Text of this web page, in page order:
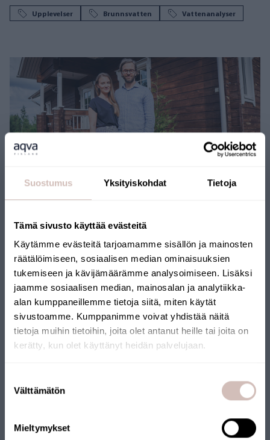
Suostumus Yksityiskohdat Tietoja
Tämä sivusto käyttää evästeitä
Käytämme evästeitä tarjoamamme sisällön ja mainosten
räätälöimiseen, sosiaalisen median ominaisuuksien
tukemiseen ja kävijämäärämme analysoimiseen. Lisäksi
jaamme sosiaalisen median, mainosalan ja analytiikka-
alan kumppaneillemme tietoja siitä, miten käytät
sivustoamme. Kumppanimme voivat yhdistää näitä
tietoja muihin tietoihin, joita olet antanut heille tai joita on
kerätty, kun olet käyttänyt heidän palvelujaan.
valinta
Välttämätön
Mieltymykset
Upplevelser Brunnsvatten Vattenanalyser
Vattenanalys av brunnsvatten i ett
nytt hus
”Det är enkelt att testa brunnsvatten. Provet kan skickas till
laboratoriet och resultaten kommer via e-post”, säger
husägaren Riku Uski. Brunnsvatten bör testas regelbundet.
Upplevelser Brunnsvatten Vattenanalyser
Leveransland